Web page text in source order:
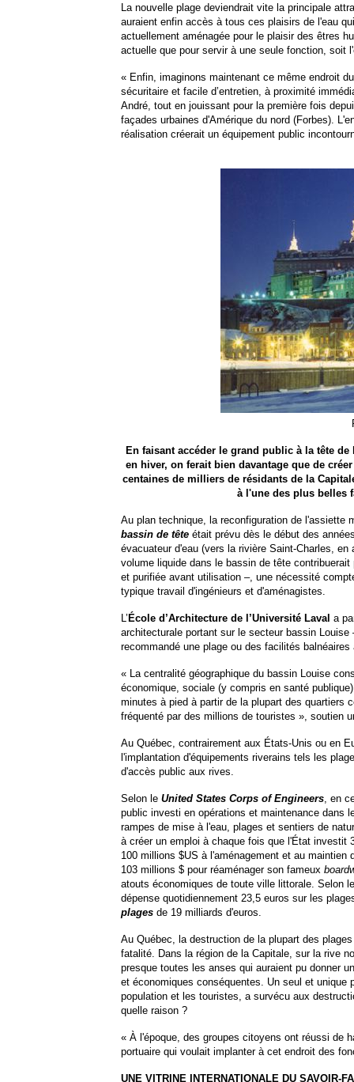
La nouvelle plage deviendrait vite la principale
auraient enfin accès à tous ces plaisirs de l'eau
actuellement aménagée pour le plaisir des êtres
actuelle que pour servir à une seule fonction, soit
« Enfin, imaginons maintenant ce même endroit
sécuritaire et facile d’entretien, à proximité
André, tout en jouissant pour la première fois
façades urbaines d'Amérique du nord (Forbes).
réalisation créerait un équipement public
En faisant accéder le grand public à la tête
en hiver, on ferait bien davantage que de
centaines de milliers de résidants de la
à l'une des plus belles
Au plan technique, la reconfiguration de l'assiette
bassin de tête était prévu dès le début des
évacuateur d'eau (vers la rivière Saint-Charles,
volume liquide dans le bassin de tête
et purifiée avant utilisation –, une nécessité
typique travail d'ingénieurs et d'aménagistes.
L’ École d’Architecture de l’Université Laval a
architecturale portant sur le secteur bassin
recommandé une plage ou des facilités
« La centralité géographique du bassin Louise
économique, sociale (y compris en santé
minutes à pied à partir de la plupart des quartiers
fréquenté par des millions de touristes », soutien
Au Québec, contrairement aux États-Unis ou en
l'implantation d'équipements riverains tels les
d'accès public aux rives.
Selon le United States Corps of Engineers, en
public investi en opérations et maintenance dans
rampes de mise à l'eau, plages et sentiers de
à créer un emploi à chaque fois que l'État investit
100 millions $US à l'aménagement et au
103 millions $ pour réaménager son fameux
atouts économiques de toute ville littorale. Selon
dépense quotidiennement 23,5 euros sur les
plages de 19 milliards d'euros.
Au Québec, la destruction de la plupart des
fatalité. Dans la région de la Capitale, sur la rive
presque toutes les anses qui auraient pu donner
et économiques conséquentes. Un seul et
population et les touristes, a survécu aux
quelle raison ?
« À l'époque, des groupes citoyens ont réussi de
portuaire qui voulait implanter à cet endroit des
UNE VITRINE INTERNATIONALE DU SAVOIR-